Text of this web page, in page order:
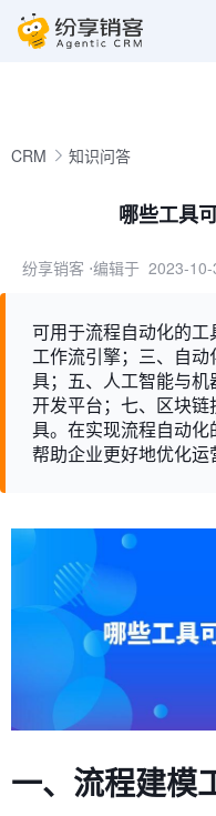
CRM 知识问答
哪些工具
纷享销客 ⋅编辑于 2023-
可用于流程自动化的工
工作流引擎；三、自
具；五、人工智能与
开发平台；七、区块
具。在实现流程自动
帮助企业更好地优化运
一、流程建模